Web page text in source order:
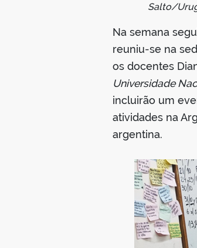
Salto/
Na semana
reuniu-se na
os docentes
Universidade
incluirão um
atividades na
argentina.